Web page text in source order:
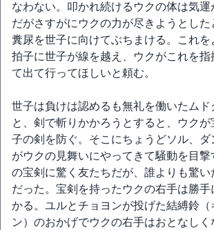
なわない。叩かれ続けるウクの体は気運
だがさすがにウクの力が尽きようとし
糞尿を世子に向けてぶちまける。これを
拍子に世子が線を越え、ウクがこれを指
て出て行ってほしいと頼む。
世子は負けは認めるも無礼を働いたムド
と、剣で斬りかかろうとすると、ウク
子の剣を防ぐ。そこにちょうどソル、ダ
がウクの見舞いにやってきて騒動を目
の宝剣に驚く友たちだが、誰よりも驚い
だった。宝剣を持ったウクの右手は勝
かる。ユルとチョヨンが投げた結縛鈴（
ン）のおかげでウクの右手はおとなしく